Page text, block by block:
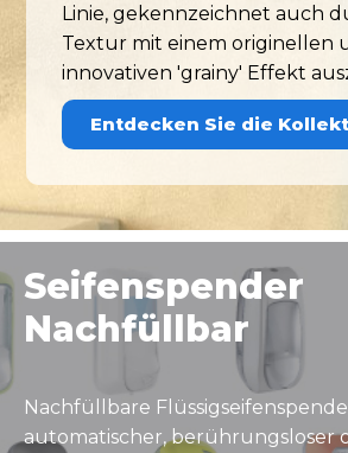
Linie, gekennzeichnet auch
Textur mit einem originellen
innovativen 'grainy' Effekt
Entdecken Sie die
Seifenspender
Nachfüllbar
Nachfüllbare
automatischer, berührungsloser